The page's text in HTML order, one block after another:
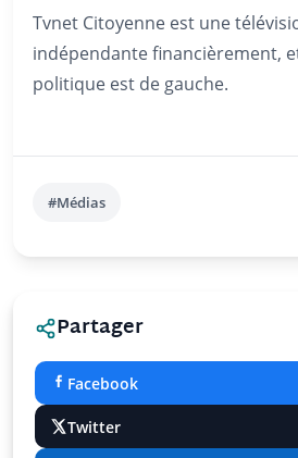
Tvnet Citoyenne est une
indépendante financièrement,
politique est de gauche.
#Médias
Partager
Facebook
Twitter